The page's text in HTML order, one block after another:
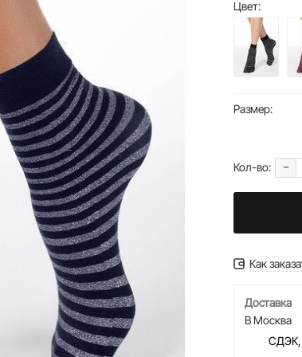
Цвет:
Размер:
Кол-во: -
Как
Доставка
В Москва
СДЭК,